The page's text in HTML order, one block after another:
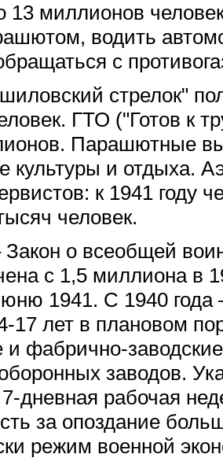
13 миллионов
водить
с
стрелок"
ГТО ("Готов к
Парашютные
культуры и отдыха.
к 1941 году
человек.
Закон о всеобщей
с 1,5 миллиона в
1941. С 1940 года
17 лет в плановом
фабрично-
заводов.
дневная рабочая
за опоздание
режим военной